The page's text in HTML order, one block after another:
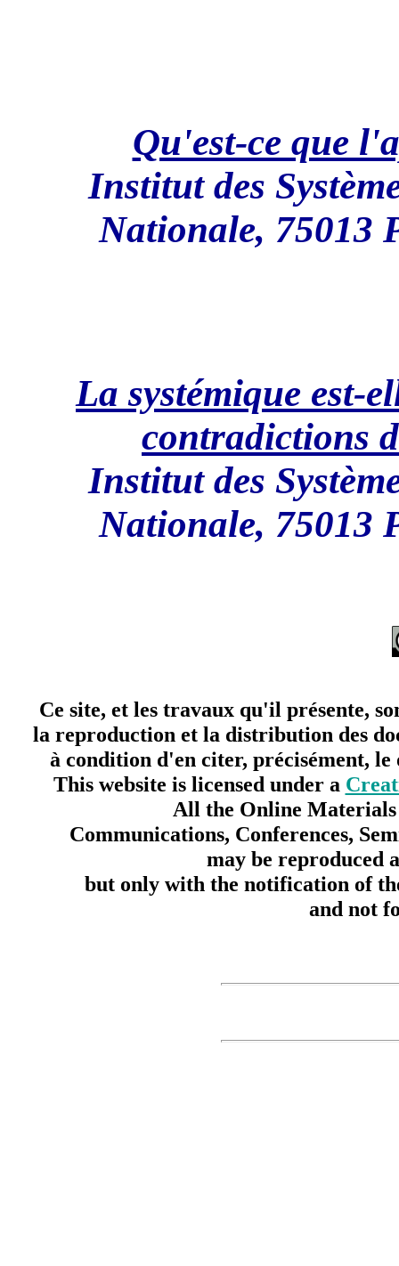
Qu'est-ce que
Institut des
Nationale, 75013
La systémique est-
contradictions
Institut des
Nationale, 75013
Ce site, et les travaux qu'il présente,
la reproduction et la distribution des
à condition d'en citer, précisément,
This website is licensed under a
All the Online
Communications, Conferences,
may be reproduced
but only with the notification of
and not